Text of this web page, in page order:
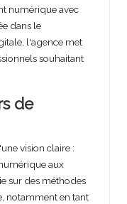
numérique avec
dans le
l'agence met
souhaitant
de
vision claire :
aux
sur des méthodes
notamment en tant